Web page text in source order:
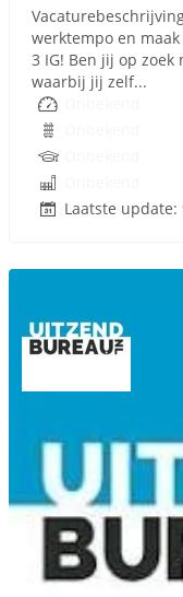
werktempo en
3 IG! Ben jij op
waarbij jij zelf...
Laatste update: